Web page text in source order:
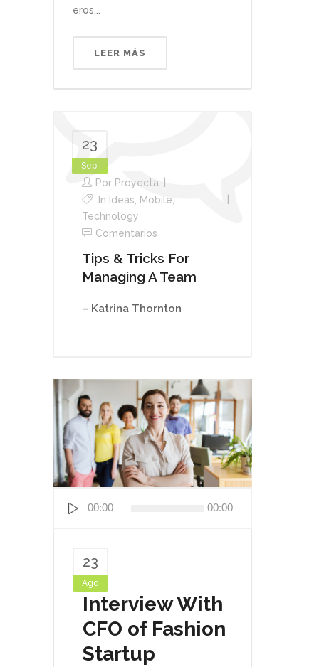
eros...
LEER MÁS
23
Sep
Por Proyecta
In Ideas Mobile
Technology
Comentarios
Tips & Tricks For
Managing A Team
– Katrina Thornton
00:00 00:00
23
Ago
Interview With
CFO of Fashion
Startup